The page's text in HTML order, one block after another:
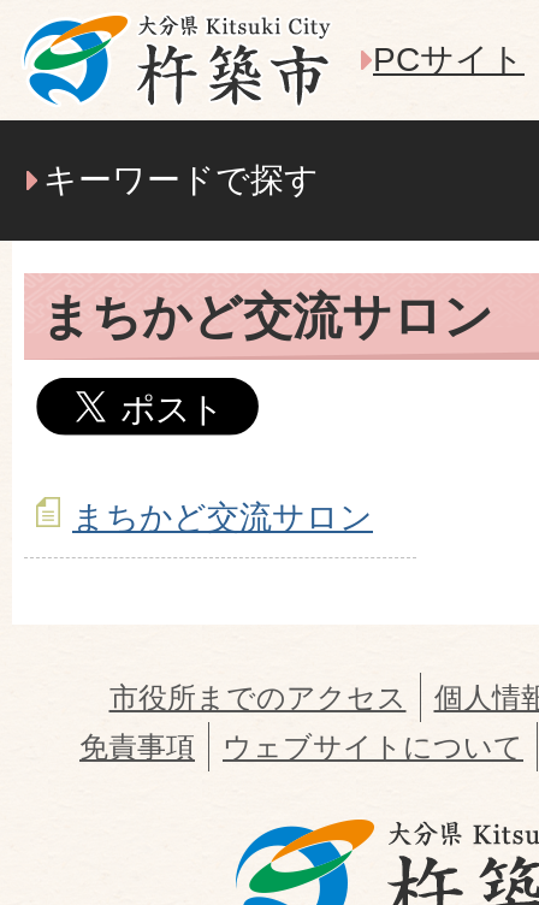
PCサイト
キーワードで探す
まちかど交流サロン
まちかど交流サロン
市役所までのアクセス
個人情
免責事項
ウェブサイトについて